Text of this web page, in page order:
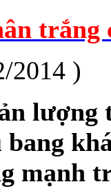
trắng
2014 )
bang
mạnh